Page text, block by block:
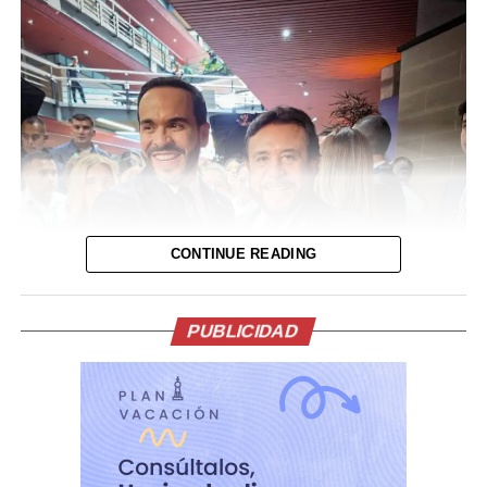
representante y gestor de negocios, negociando
contratos, patrocinios y decisiones clave sin casi nunca
aparecer en los medios.
Durante el Mundial 2026 su salud se volvió pública de
manera dolorosa. Tras el hat-trick de Lionel ante
Argelia, el capitán no pudo contener las lágrimas y
responsabilidad y confirmando que Jorge se encontraba
bajo seguimiento médico y evolucionaba
favorablemente. Finalmente no resistió.
CONTINUE READING
PUBLICIDAD